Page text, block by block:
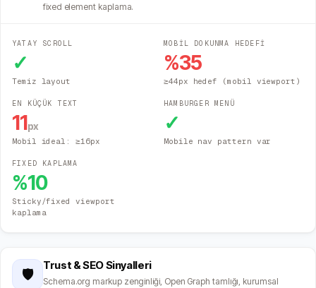
fixed element kaplama.
YATAY SCROLL
✓
Temiz layout
MOBİL DOKUNMA HEDEFİ
%35
≥44px hedef (mobil viewport)
EN KÜÇÜK TEXT
11px
Mobil ideal: ≥16px
HAMBURGER MENÜ
✓
Mobile nav pattern var
FIXED KAPLAMA
%10
Sticky/fixed viewport
kaplama
🛡️
Trust & SEO Sinyalleri
Schema.org markup zenginliği, Open Graph tamlığı, kurumsal